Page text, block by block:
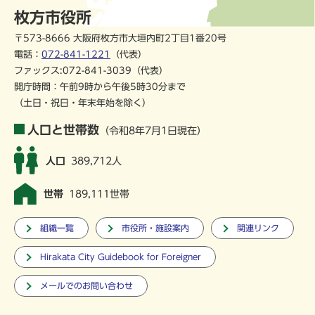
枚方市役所
〒573-8666 大阪府枚方市大垣内町2丁目1番20号
電話： 072-841-1221
（代表）
ファックス:072-841-3039（代表）
開庁時間：午前9時から午後5時30分まで
（土日・祝日・年末年始を除く）
人口と世帯数 （令和8年7月1日現在）
人口 389,712人
世帯 189,111世帯
組織一覧 市役所・施設案内 関連リンク
Hirakata City Guidebook for Foreigner
メールでのお問い合わせ